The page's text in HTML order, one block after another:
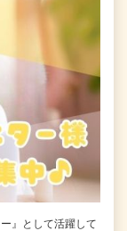
』として活躍して